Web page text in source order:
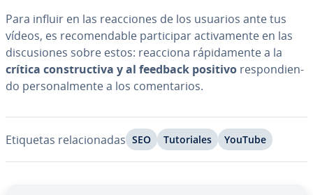
Para influir en las reac­cio­nes de los usuarios ante tus
vídeos, es re­co­me­n­da­ble pa­r­ti­ci­par ac­ti­va­me­n­te en las
di­s­cu­sio­nes sobre estos: reacciona rá­pi­da­me­n­te a la
crítica co­n­s­tru­c­ti­va y al feedback positivo re­s­po­n­die­n­
do pe­r­so­na­l­me­n­te a los co­me­n­ta­rios.
Etiquetas re­la­cio­na­das SEO Tu­to­ria­les YouTube